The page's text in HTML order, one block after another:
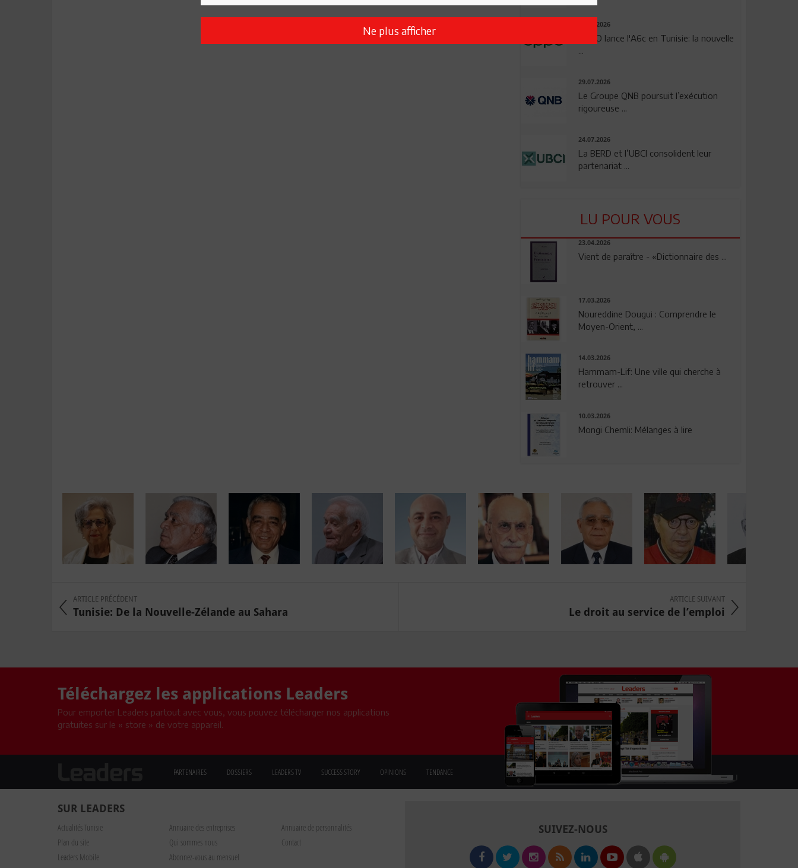
04.08.2026
OPPO lance l'A6c en Tunisie: la nouvelle
...
29.07.2026
Le Groupe QNB poursuit l’exécution
rigoureuse ...
24.07.2026
La BERD et l’UBCI consolident leur
partenariat ...
LU POUR VOUS
23.04.2026
Vient de paraître - «Dictionnaire des ...
17.03.2026
Noureddine Dougui : Comprendre le
Moyen-Orient, ...
14.03.2026
Hammam-Lif: Une ville qui cherche à
retrouver ...
10.03.2026
Mongi Chemli: Mélanges à lire
ARTICLE PRÉCÉDENT
Tunisie: De la Nouvelle-Zélande au Sahara
ARTICLE SUIVANT
Le droit au service de l’emploi
Téléchargez les applications Leaders
Pour emporter Leaders partout avec vous, vous pouvez télécharger nos applications
gratuites sur le « store » de votre appareil.
PARTENAIRES DOSSIERS LEADERS TV SUCCESS STORY OPINIONS TENDANCE
SUR LEADERS
Actualités Tunisie Annuaire des entreprises
Annuaire de personnalités
Plan du site
Qui sommes nous
Contact
Leaders Mobile
Abonnez-vous au mensuel
SUIVEZ-NOUS
Ne plus afficher